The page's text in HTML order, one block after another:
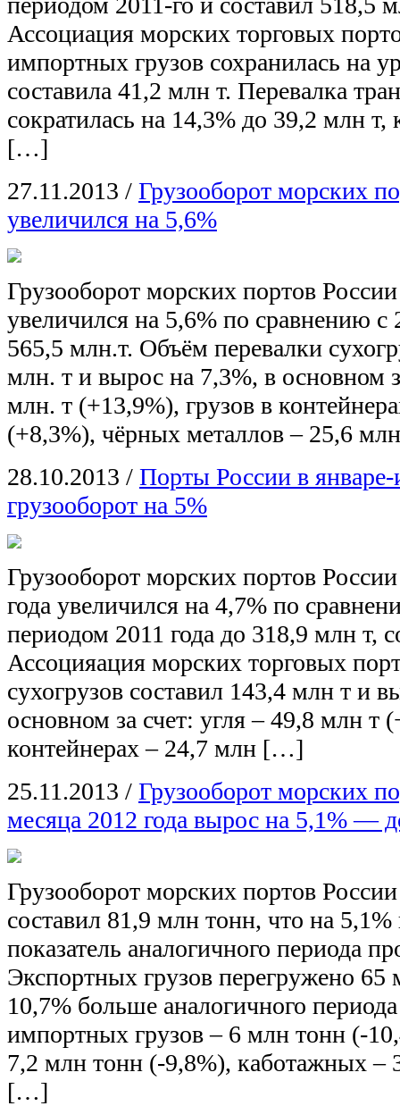
Ассоциация морских торговых
импортных грузов сохранилась на
составила 41,2 млн т. Перевалка
сократилась на 14,3% до 39,2 млн
[…]
27.11.2013 / Грузооборот морских
увеличился на 5,6%
Грузооборот морских портов России
увеличился на 5,6% по сравнению с
565,5 млн.т. Объём перевалки
млн. т и вырос на 7,3%, в основном
млн. т (+13,9%), грузов в
(+8,3%), чёрных металлов – 25,6
28.10.2013 / Порты России в
грузооборот на 5%
Грузооборот морских портов
года увеличился на 4,7% по
периодом 2011 года до 318,9 млн т,
Ассоцияация морских торговых
сухогрузов составил 143,4 млн т и
основном за счет: угля – 49,8 млн т
контейнерах – 24,7 млн […]
25.11.2013 / Грузооборот морских
месяца 2012 года вырос на 5,1% —
Грузооборот морских портов
составил 81,9 млн тонн, что на
показатель аналогичного периода
Экспортных грузов перегружено 65
10,7% больше аналогичного
импортных грузов – 6 млн тонн (-
7,2 млн тонн (-9,8%), каботажных –
[…]